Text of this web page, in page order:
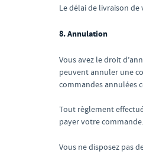
Le délai de livraison
8. Annulation
Vous avez le droit
peuvent annuler une
commandes annulées
Tout règlement
payer votre
Vous ne disposez pas